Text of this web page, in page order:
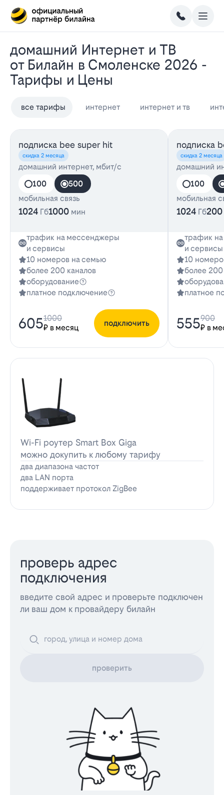
Домашний Интернет и ТВ
от Билайн в Смоленске 2026 -
Тарифы и Цены
все тарифы интернет интернет и тв
подписка bee super hit
скидка 2 месяца
домашний интернет, мбит/с
100
500
мобильная связь
1024 Гб1000 мин
трафик на мессенджеры
и сервисы
10 номеров на семью
более 200 каналов
оборудование
платное подключение
605₽ в месяц
1000
подключить
подписка
скидка 2 месяца
домашний
100
мобильная
1024 Гб200
трафик
и сервисы
10
более 200
платное
555₽ в
900
Wi-Fi роутер Smart Box Giga
можно докупить к любому тарифу
два диапазона частот
два LAN порта
поддерживает протокол ZigBee
проверь адрес
подключения
введите свой адрес и проверьте подключен
ли ваш дом к провайдеру билайн
проверить